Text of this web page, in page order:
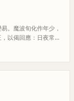
。魔波旬化作年少，
以偈回應：日夜常遷